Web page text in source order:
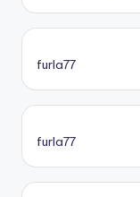
furla77
furla77